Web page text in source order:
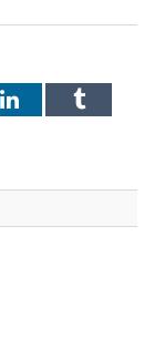
LinkedInTumblr